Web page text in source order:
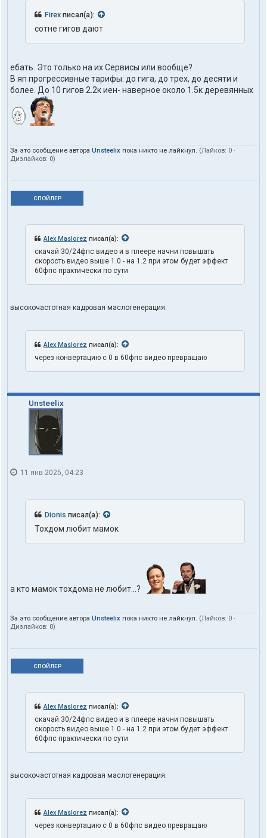
Firex писал(а):
сотне гигов дают
ебать. Это только на их Сервисы или вообще?
В яп прогрессивные тарифы: до гига, до трех, до десяти и
более. До 10 гигов 2.2к иен- наверное около 1.5к деревянных
За это сообщение автора Unsteelix пока никто не лайкнул. (Лайков: 0 ·
Дизлайков: 0)
СПОЙЛЕР
Alex Maslorez писал(а):
скачай 30/24фпс видео и в плеере начни повышать
скорость видео выше 1.0 - на 1.2 при этом будет эффект
60фпс практически по сути
высокочастотная кадровая маслогенерация:
Alex Maslorez писал(а):
через конвертацию с 0 в 60фпс видео превращаю
Unsteelix
11 янв 2025, 04:23
Dionis писал(а):
Тохдом любит мамок
а кто мамок тохдома не любит...?
За это сообщение автора Unsteelix пока никто не лайкнул. (Лайков: 0 ·
Дизлайков: 0)
СПОЙЛЕР
Alex Maslorez писал(а):
скачай 30/24фпс видео и в плеере начни повышать
скорость видео выше 1.0 - на 1.2 при этом будет эффект
60фпс практически по сути
высокочастотная кадровая маслогенерация:
Alex Maslorez писал(а):
через конвертацию с 0 в 60фпс видео превращаю